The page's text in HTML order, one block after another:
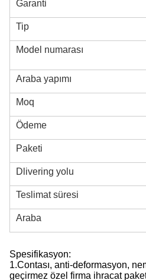
Garanti
Tip
Model numarası
Araba yapımı
Moq
Ödeme
Paketi
Dlivering yolu
Teslimat süresi
Araba
Spesifikasyon:
1.Contası, anti-deformasyon,
geçirmez özel firma ihracat